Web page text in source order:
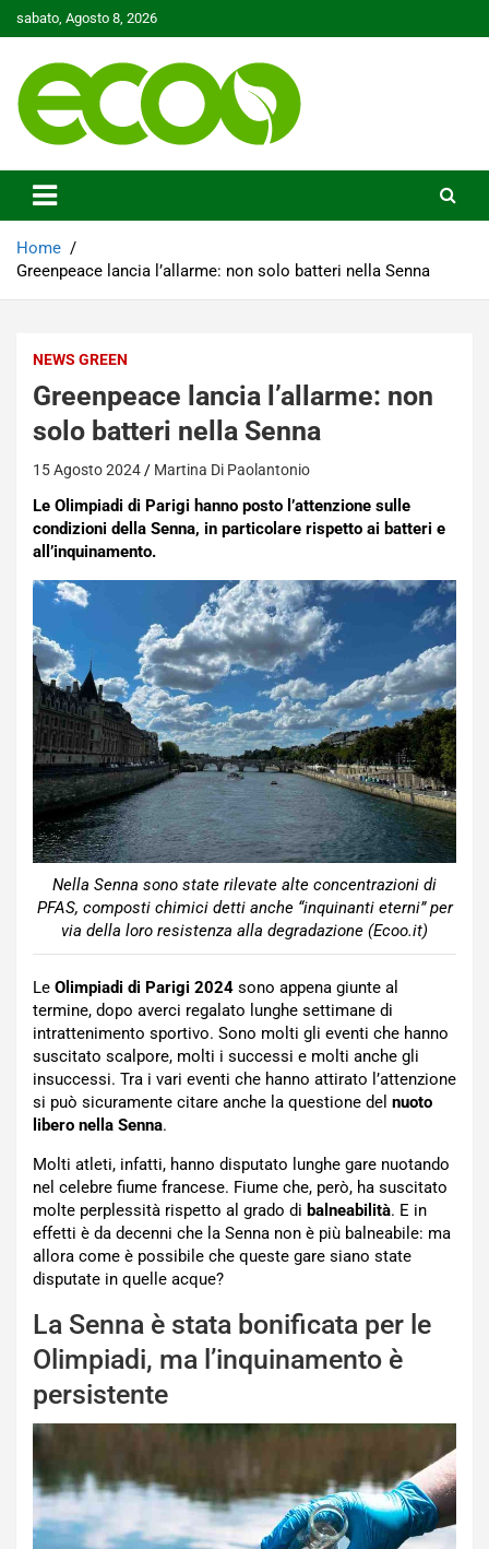
to
sabato, Agosto 8, 2026
Ecoo.it
Home
Greenpeace lancia l’allarme: non solo batteri nella Senna
NEWS GREEN
Greenpeace lancia l’allarme: non
solo batteri nella Senna
15 Agosto 2024 Martina Di Paolantonio
Le Olimpiadi di Parigi hanno posto l’attenzione sulle
condizioni della Senna, in particolare rispetto ai batteri e
all’inquinamento.
Nella Senna sono state rilevate alte concentrazioni di
PFAS, composti chimici detti anche “inquinanti eterni” per
via della loro resistenza alla degradazione (Ecoo.it)
Le Olimpiadi di Parigi 2024 sono appena giunte al
termine, dopo averci regalato lunghe settimane di
intrattenimento sportivo. Sono molti gli eventi che hanno
suscitato scalpore, molti i successi e molti anche gli
insuccessi. Tra i vari eventi che hanno attirato l’attenzione
si può sicuramente citare anche la questione del nuoto
libero nella Senna.
Molti atleti, infatti, hanno disputato lunghe gare nuotando
nel celebre fiume francese. Fiume che, però, ha suscitato
molte perplessità rispetto al grado di balneabilità. E in
effetti è da decenni che la Senna non è più balneabile: ma
allora come è possibile che queste gare siano state
disputate in quelle acque?
La Senna è stata bonificata per le
Olimpiadi, ma l’inquinamento è
persistente